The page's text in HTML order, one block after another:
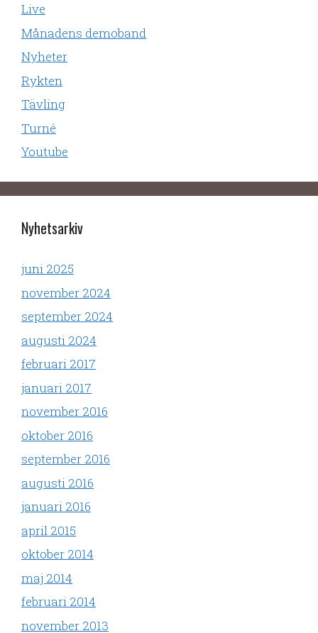
Live
Månadens demoband
Nyheter
Rykten
Tävling
Turné
Youtube
Nyhetsarkiv
juni 2025
november 2024
september 2024
augusti 2024
februari 2017
januari 2017
november 2016
oktober 2016
september 2016
augusti 2016
januari 2016
april 2015
oktober 2014
maj 2014
februari 2014
november 2013